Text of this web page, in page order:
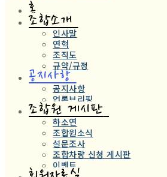
홈
조합소개
인사말
연혁
조직도
규약/규정
공지사항
공지사항
언론브리핑
조합원 게시판
하소연
조합원소식
설문조사
조합차량 신청 게시판
이벤트